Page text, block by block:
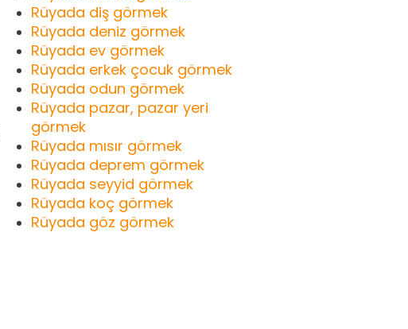
Rüyada diş görmek
Rüyada deniz görmek
Rüyada ev görmek
Rüyada erkek çocuk görmek
Rüyada odun görmek
Rüyada pazar, pazar yeri
görmek
Rüyada mısır görmek
Rüyada deprem görmek
Rüyada seyyid görmek
Rüyada koç görmek
Rüyada göz görmek